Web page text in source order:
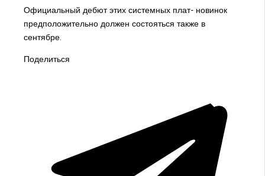
Официальный дебют этих системных плат- новинок
предположительно должен состояться также в
сентябре.
Поделиться